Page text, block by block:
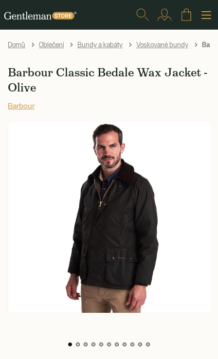
Domů Oblečení Bundy a kabáty Voskované bundy
Barbour Classic Bedale Wax Jacket -
Olive
Barbour